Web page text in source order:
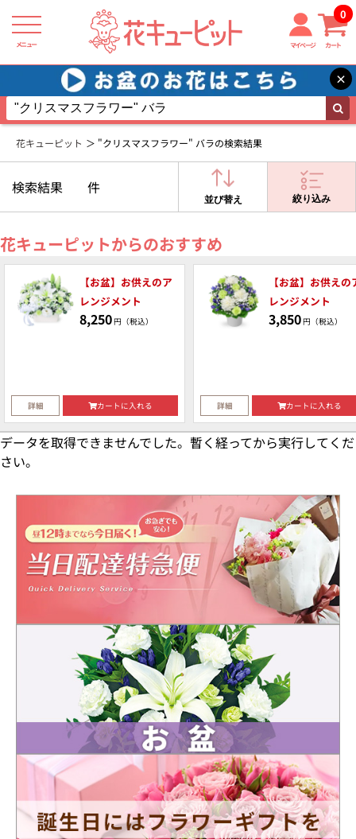
メニュー マイページ カート
0
×
花キューピット "クリスマスフラワー" バラの検索結果
検索結果 件
並び替え 絞り込み
花キューピットからのおすすめ
【お盆】お供えのア
レンジメント
8,250円（税込）
詳細 カートに入れる
【お盆】お供えの
レンジメント
3,850円（税込）
詳細 カートに入れる
データを取得できませんでした。暫く経ってから実行してくだ
さい。